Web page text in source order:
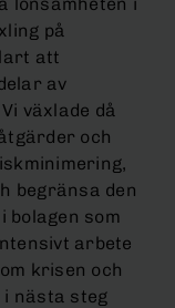
på
att
av
växlade då
och
begränsa den
bolagen som
arbete
krisen och
nästa steg